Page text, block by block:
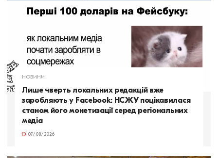
НОВИНИ
Лише чверть локальних редакцій вже
заробляють у Facebook: НСЖУ поцікавилася
станом його монетизації серед регіональних
медіа
07/08/2026